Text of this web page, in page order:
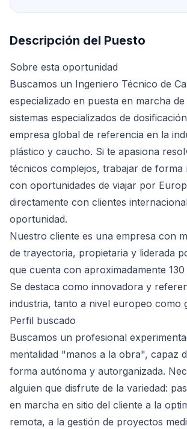
Descripción del Puesto
Sobre esta oportunidad
Buscamos un Ingeniero Técnico de
especializado en puesta en marcha
sistemas especializados de
empresa global de referencia en la
plástico y caucho. Si te apasiona
técnicos complejos, trabajar de forma
con oportunidades de viajar por
directamente con clientes
oportunidad.
Nuestro cliente es una empresa con
de trayectoria, propietaria y liderada
que cuenta con aproximadamente
Se destaca como innovadora y
industria, tanto a nivel europeo como
Perfil buscado
Buscamos un profesional
mentalidad "manos a la obra", capaz
forma autónoma y autorganizada.
alguien que disfrute de la variedad:
en marcha en sitio del cliente a la
remota, a la gestión de proyectos